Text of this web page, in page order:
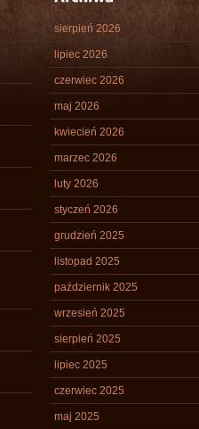
sierpień 2026
lipiec 2026
czerwiec 2026
maj 2026
kwiecień 2026
marzec 2026
luty 2026
styczeń 2026
grudzień 2025
listopad 2025
październik 2025
wrzesień 2025
sierpień 2025
lipiec 2025
czerwiec 2025
maj 2025